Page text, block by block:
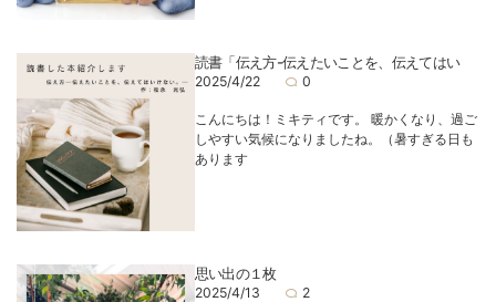
読書「伝え方-伝えたいことを、伝えてはい
2025/4/22 0
こんにちは！ミキティです。 暖かくなり、過ご
しやすい気候になりましたね。（暑すぎる日も
あります
思い出の１枚
2025/4/13 2